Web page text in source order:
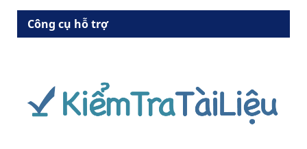
Công cụ hỗ trợ